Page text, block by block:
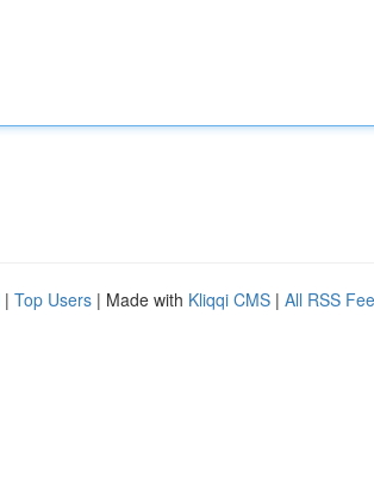
| Top Users | Made with Kliqqi CMS | All RSS